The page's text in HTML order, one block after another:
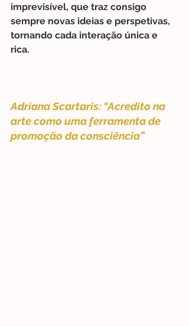
imprevisível, que traz consigo
sempre novas ideias e perspetivas,
tornando cada interação única e
rica.
Adriana Scartaris: “Acredito na
arte como uma ferramenta de
promoção da consciência”